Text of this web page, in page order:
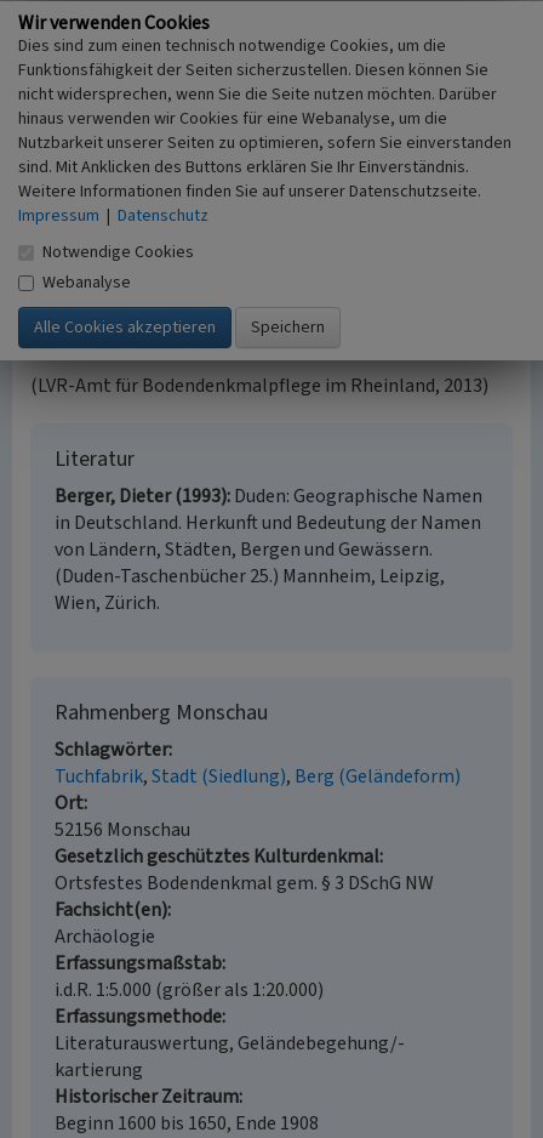
Der Rahmenberg
Auf den Terrassen des Rahmenberges stellte man die
gewalkten, dadurch verdichteten und verfilzten Tuche in
Rahmen gespannt zum Trocknen auf. Sie sind heute als
Bodendenkmal unter Schutz gestellt und erinnern, wie die
Baudenkmäler der Altstadt, an die einstige Tuchmacherei.
Bodendenkmal
Der Rahmenberg ist Teil des Denkmalbereich Altstadt
Monschau (ADR-ObjNr. 59331), eingetragenes
Bodendenkmal (LVR-ABR AC 119) und Bodendenkmal der
ArchaeoRegion Nordeifel
(Nr. 6).
(LVR-Amt für Bodendenkmalpflege im Rheinland, 2013)
Literatur
Berger, Dieter (1993) Duden: Geographische Namen
in Deutschland. Herkunft und Bedeutung der Namen
von Ländern, Städten, Bergen und Gewässern.
(Duden-Taschenbücher 25.) Mannheim, Leipzig,
Wien, Zürich.
Rahmenberg Monschau
Schlagwörter
Tuchfabrik Stadt (Siedlung) Berg (Geländeform)
Ort
52156 Monschau
Gesetzlich geschütztes Kulturdenkmal
Ortsfestes Bodendenkmal gem. § 3 DSchG NW
Fachsicht(en)
Archäologie
Erfassungsmaßstab
i.d.R. 1:5.000 (größer als 1:20.000)
Erfassungsmethode
Literaturauswertung, Geländebegehung/-
kartierung
Historischer Zeitraum
Beginn 1600 bis 1650, Ende 1908
Wir verwenden Cookies
Dies sind zum einen technisch notwendige Cookies, um die
Funktionsfähigkeit der Seiten sicherzustellen. Diesen können Sie
nicht widersprechen, wenn Sie die Seite nutzen möchten. Darüber
hinaus verwenden wir Cookies für eine Webanalyse, um die
Nutzbarkeit unserer Seiten zu optimieren, sofern Sie einverstanden
sind. Mit Anklicken des Buttons erklären Sie Ihr Einverständnis.
Weitere Informationen finden Sie auf unserer Datenschutzseite.
Impressum | Datenschutz
Notwendige Cookies
Webanalyse